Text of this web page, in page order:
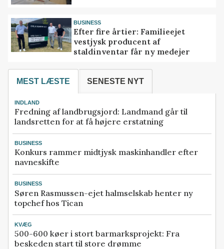
BUSINESS
Efter fire årtier: Familieejet
vestjysk producent af
staldinventar får ny medejer
MEST LÆSTE SENESTE NYT
INDLAND
Fredning af landbrugsjord: Landmand går til
landsretten for at få højere erstatning
BUSINESS
Konkurs rammer midtjysk maskinhandler efter
navneskifte
BUSINESS
Søren Rasmussen-ejet halmselskab henter ny
topchef hos Tican
KVÆG
500-600 køer i stort barmarksprojekt: Fra
beskeden start til store drømme